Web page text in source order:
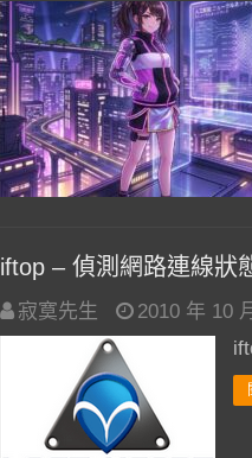
iftop – 偵測網路連線狀
寂寞先生 2010 年 10